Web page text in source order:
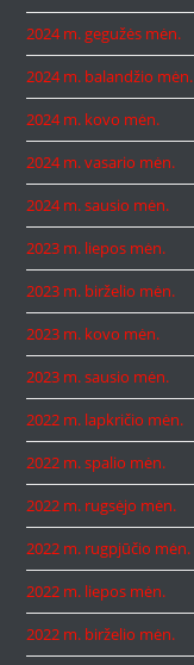
2024 m. gegužės mėn.
2024 m. balandžio mėn.
2024 m. kovo mėn.
2024 m. vasario mėn.
2024 m. sausio mėn.
2023 m. liepos mėn.
2023 m. birželio mėn.
2023 m. kovo mėn.
2023 m. sausio mėn.
2022 m. lapkričio mėn.
2022 m. spalio mėn.
2022 m. rugsėjo mėn.
2022 m. rugpjūčio mėn.
2022 m. liepos mėn.
2022 m. birželio mėn.